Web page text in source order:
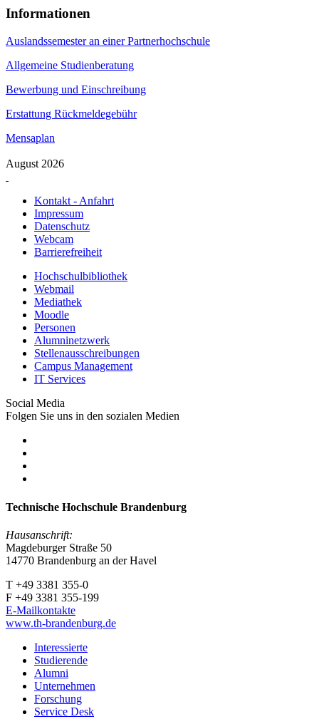
Informationen
Auslandssemester an einer Partnerhochschule
Allgemeine Studienberatung
Bewerbung und Einschreibung
Erstattung Rückmeldegebühr
Mensaplan
August 2026
Kontakt - Anfahrt
Impressum
Datenschutz
Webcam
Barrierefreiheit
Hochschulbibliothek
Webmail
Mediathek
Moodle
Personen
Alumninetzwerk
Stellenausschreibungen
Campus Management
IT Services
Social Media
Folgen Sie uns in den sozialen Medien
Technische Hochschule Brandenburg
Hausanschrift:
Magdeburger Straße 50
14770 Brandenburg an der Havel
T +49 3381 355-0
F +49 3381 355-199
E-Mailkontakte
www.th-brandenburg.de
Interessierte
Studierende
Alumni
Unternehmen
Forschung
Service Desk